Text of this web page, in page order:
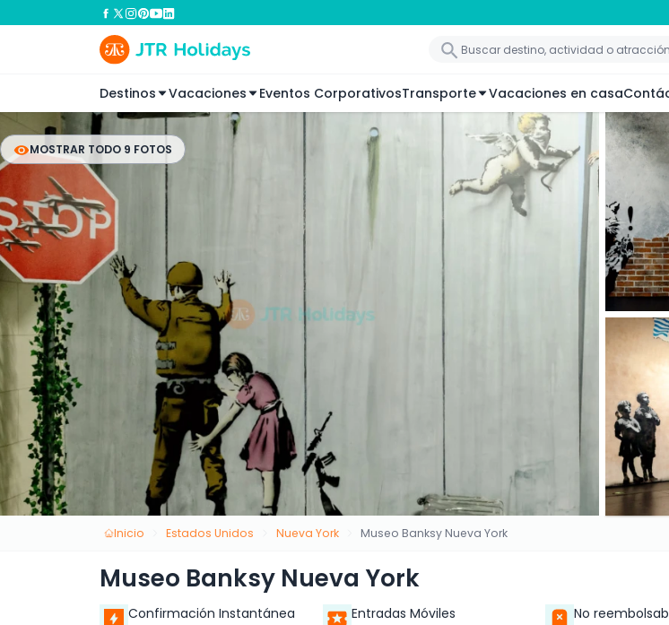
Destinos Vacaciones Eventos CorporativosTransporte Vacaciones en casa
MOSTRAR TODO 9 FOTOS
Inicio Estados Unidos Nueva York Museo Banksy Nueva York
Museo Banksy Nueva York
Confirmación Instantánea Entradas Móviles No